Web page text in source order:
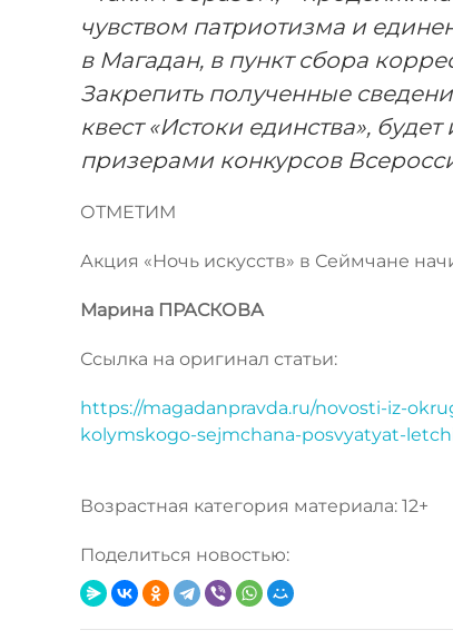
чувством патриотизма и
в Магадан, в пункт сбора
Закрепить полученные
квест «Истоки единства»,
призерами конкурсов
ОТМЕТИМ
Акция «Ночь искусств» в Сеймчане
Марина ПРАСКОВА
Ссылка на оригинал статьи:
https://magadanpravda.ru/novosti-iz-
kolymskogo-sejmchana-posvyatyat-
Возрастная категория материала: 12+
Поделиться новостью: